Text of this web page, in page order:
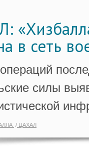
в сеть
силы
ЦАХАЛ